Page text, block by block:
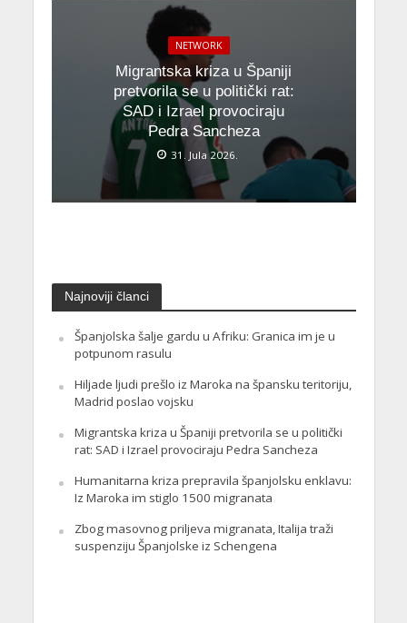
NETWORK
Migrantska kriza u Španiji
pretvorila se u politički rat:
SAD i Izrael provociraju
Pedra Sancheza
31. Jula 2026.
Najnoviji članci
Španjolska šalje gardu u Afriku: Granica im je u
potpunom rasulu
Hiljade ljudi prešlo iz Maroka na špansku teritoriju,
Madrid poslao vojsku
Migrantska kriza u Španiji pretvorila se u politički
rat: SAD i Izrael provociraju Pedra Sancheza
Humanitarna kriza prepravila španjolsku enklavu:
Iz Maroka im stiglo 1500 migranata
Zbog masovnog priljeva migranata, Italija traži
suspenziju Španjolske iz Schengena